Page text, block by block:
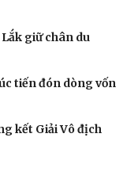
giữ chân du
tiến đón dòng vốn
kết Giải Vô địch